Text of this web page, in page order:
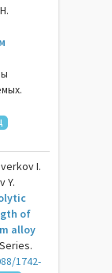
I.
Y.
of
alloy
1742-